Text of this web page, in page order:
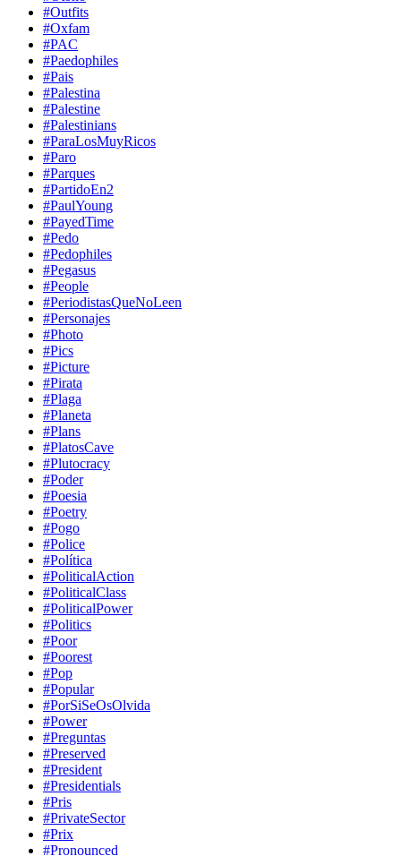
#Outfits
#Oxfam
#PAC
#Paedophiles
#Pais
#Palestina
#Palestine
#Palestinians
#ParaLosMuyRicos
#Paro
#Parques
#PartidoEn2
#PaulYoung
#PayedTime
#Pedo
#Pedophiles
#Pegasus
#People
#PeriodistasQueNoLeen
#Personajes
#Photo
#Pics
#Picture
#Pirata
#Plaga
#Planeta
#Plans
#PlatosCave
#Plutocracy
#Poder
#Poesia
#Poetry
#Pogo
#Police
#Política
#PoliticalAction
#PoliticalClass
#PoliticalPower
#Politics
#Poor
#Poorest
#Pop
#Popular
#PorSiSeOsOlvida
#Power
#Preguntas
#Preserved
#President
#Presidentials
#Pris
#PrivateSector
#Prix
#Pronounced